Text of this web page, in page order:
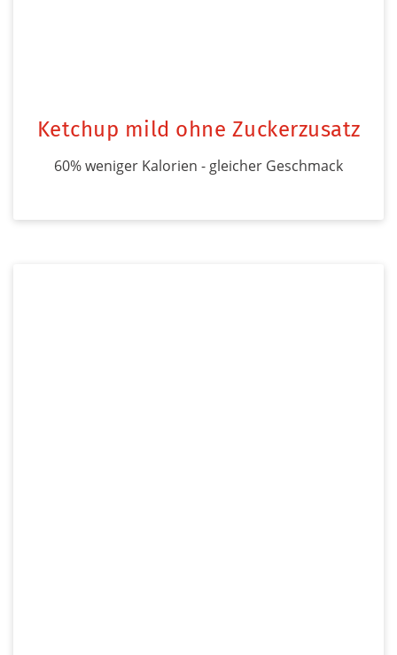
Ketchup mild ohne Zuckerzusatz
60% weniger Kalorien - gleicher Geschmack